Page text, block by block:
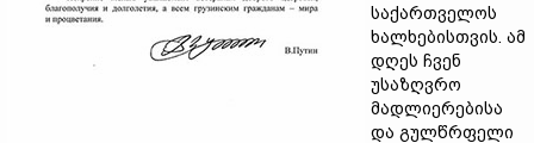
საქართველოს
ხალხებისთვის. ამ
დღეს ჩვენ
უსაზღვრო
მადლიერებისა
და გულწრფელი